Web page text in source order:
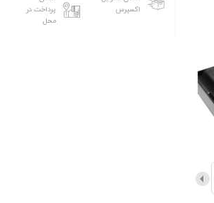
اکسپرس
پرداخت در
محل